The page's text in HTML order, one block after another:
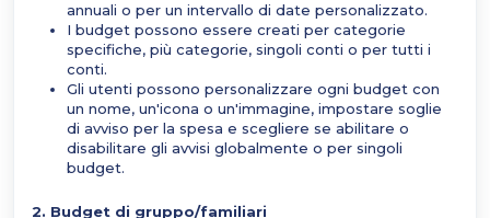
annuali o per un intervallo di date personalizzato.
I budget possono essere creati per categorie
specifiche, più categorie, singoli conti o per tutti i
conti.
Gli utenti possono personalizzare ogni budget con
un nome, un'icona o un'immagine, impostare soglie
di avviso per la spesa e scegliere se abilitare o
disabilitare gli avvisi globalmente o per singoli
budget.
2. Budget di gruppo/familiari